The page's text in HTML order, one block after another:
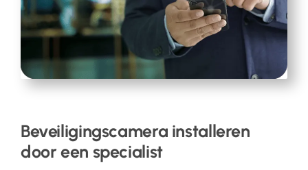
Beveiligingscamera installeren
door een specialist